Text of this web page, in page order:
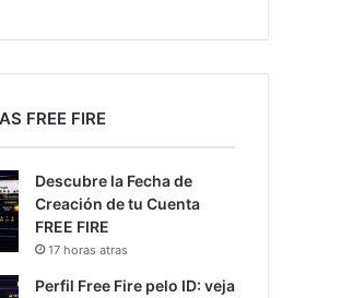
FREE FIRE
Descubre la Fecha de
Creación de tu Cuenta
FREE FIRE
17 horas atras
Perfil Free Fire pelo ID: veja